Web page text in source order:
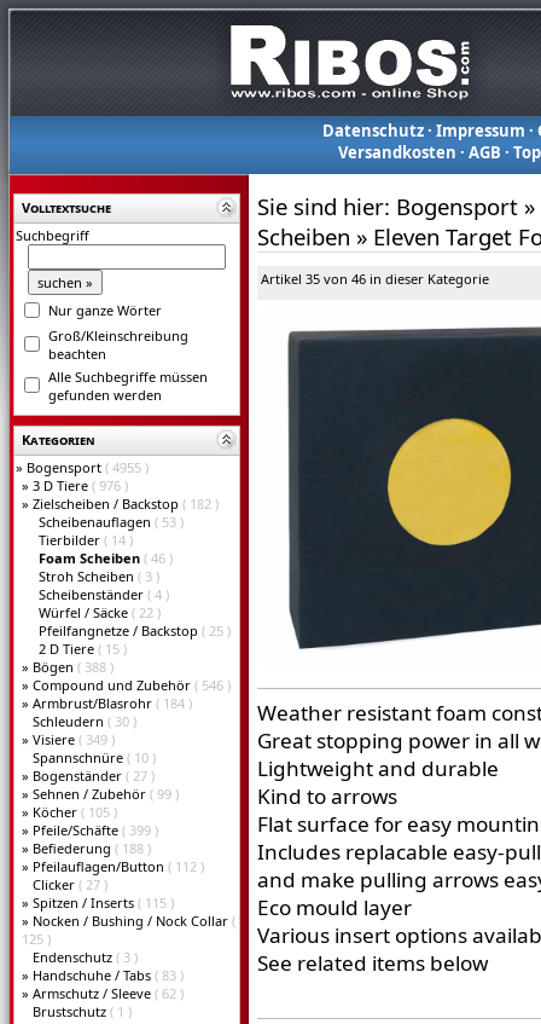
Datenschutz· Impressum ·
Versandkosten ·AGB ·
Volltextsuche
Suchbegriff
Nur ganze Wörter
Groß/Kleinschreibung
beachten
Alle Suchbegriffe müssen
gefunden werden
Kategorien
» Bogensport ( 4955 )
» 3 D Tiere ( 976 )
» Zielscheiben / Backstop ( 182 )
Scheibenauflagen ( 53 )
Tierbilder ( 14 )
Foam Scheiben ( 46 )
Stroh Scheiben ( 3 )
Scheibenständer ( 4 )
Würfel / Säcke ( 22 )
Pfeilfangnetze / Backstop ( 25 )
2 D Tiere ( 15 )
» Bögen ( 388 )
» Compound und Zubehör ( 546 )
» Armbrust/Blasrohr ( 184 )
Schleudern ( 30 )
» Visiere ( 349 )
Spannschnüre ( 10 )
» Bogenständer ( 27 )
» Sehnen / Zubehör ( 99 )
» Köcher ( 105 )
» Pfeile/Schäfte ( 399 )
» Befiederung ( 188 )
» Pfeilauflagen/Button ( 112 )
Clicker ( 27 )
» Spitzen / Inserts ( 115 )
» Nocken / Bushing / Nock Collar (
125 )
Endenschutz ( 3 )
» Handschuhe / Tabs ( 83 )
» Armschutz / Sleeve ( 62 )
Brustschutz ( 1 )
Sie sind hier: Bogensport »
Scheiben » Eleven Target
Artikel 35 von 46 in dieser Kategorie
Weather resistant foam
Great stopping power in all
Lightweight and durable
Kind to arrows
Flat surface for easy
Includes replacable easy-
and make pulling arrows
Eco mould layer
Various insert options
See related items below